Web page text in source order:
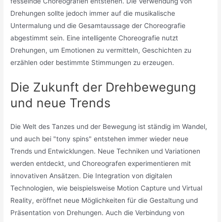
Drehungen sollte jedoch immer auf die musikalische
Untermalung und die Gesamtaussage der Choreografie
abgestimmt sein. Eine intelligente Choreografie nutzt
Drehungen, um Emotionen zu vermitteln, Geschichten zu
erzählen oder bestimmte Stimmungen zu erzeugen.
Die Zukunft der Drehbewegung
und neue Trends
Die Welt des Tanzes und der Bewegung ist ständig im Wandel,
und auch bei "tony spins" entstehen immer wieder neue
Trends und Entwicklungen. Neue Techniken und Variationen
werden entdeckt, und Choreografen experimentieren mit
innovativen Ansätzen. Die Integration von digitalen
Technologien, wie beispielsweise Motion Capture und Virtual
Reality, eröffnet neue Möglichkeiten für die Gestaltung und
Präsentation von Drehungen. Auch die Verbindung von